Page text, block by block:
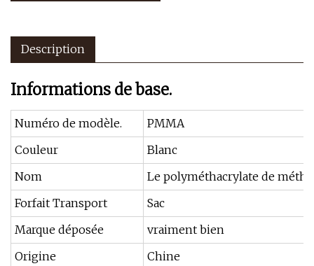
Description
Informations de base.
Numéro de modèle.
PMMA
Couleur
Blanc
Nom
Le polyméthacrylate de
Forfait Transport
Sac
Marque déposée
vraiment bien
Origine
Chine